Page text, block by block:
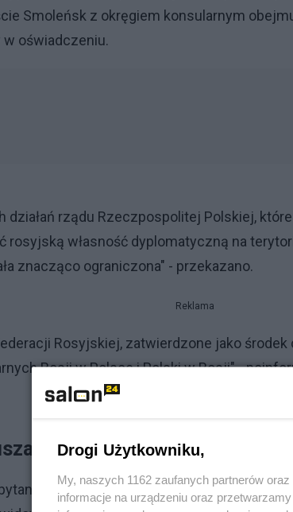
Smoleńsk z okręgiem konsularnym
oświadczeniu.
działań rządu Rzeczpospolitej Polskiej,
rosyjską własność dyplomatyczną na
znacząco ograniczona" - przekazano.
Reklama
Rosyjskiej, zatwierdzone jako
Rosji w Polsce i Polski w Rosji" -
Morawieckiego
o tę decyzję na piątkowej konferencji
Drogi Użytkowniku,
My, naszych 1162 zaufanych partnerów
informacje na urządzeniu oraz